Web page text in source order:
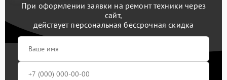
При оформлении заявки на ремонт техники через
сайт,
действует персональная бессрочная скидка